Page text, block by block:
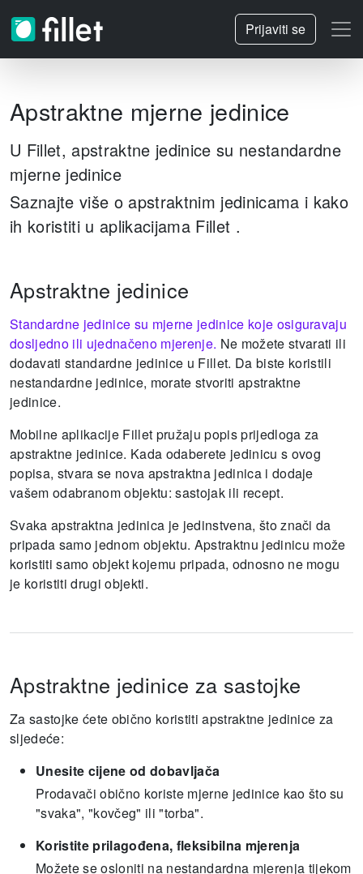
Prijaviti se
Apstraktne mjerne jedinice
U Fillet, apstraktne jedinice su nestandardne
mjerne jedinice
Saznajte više o apstraktnim jedinicama i kako
ih koristiti u aplikacijama Fillet .
Apstraktne jedinice
Standardne jedinice su mjerne jedinice koje osiguravaju
dosljedno ili ujednačeno mjerenje. Ne možete stvarati ili
dodavati standardne jedinice u Fillet. Da biste koristili
nestandardne jedinice, morate stvoriti apstraktne
jedinice.
Mobilne aplikacije Fillet pružaju popis prijedloga za
apstraktne jedinice. Kada odaberete jedinicu s ovog
popisa, stvara se nova apstraktna jedinica i dodaje
vašem odabranom objektu: sastojak ili recept.
Svaka apstraktna jedinica je jedinstvena, što znači da
pripada samo jednom objektu. Apstraktnu jedinicu može
koristiti samo objekt kojemu pripada, odnosno ne mogu
je koristiti drugi objekti.
Apstraktne jedinice za sastojke
Za sastojke ćete obično koristiti apstraktne jedinice za
sljedeće:
Unesite cijene od dobavljača
Prodavači obično koriste mjerne jedinice kao što su
"svaka", "kovčeg" ili "torba".
Koristite prilagođena, fleksibilna mjerenja
Možete se osloniti na nestandardna mjerenja tijekom